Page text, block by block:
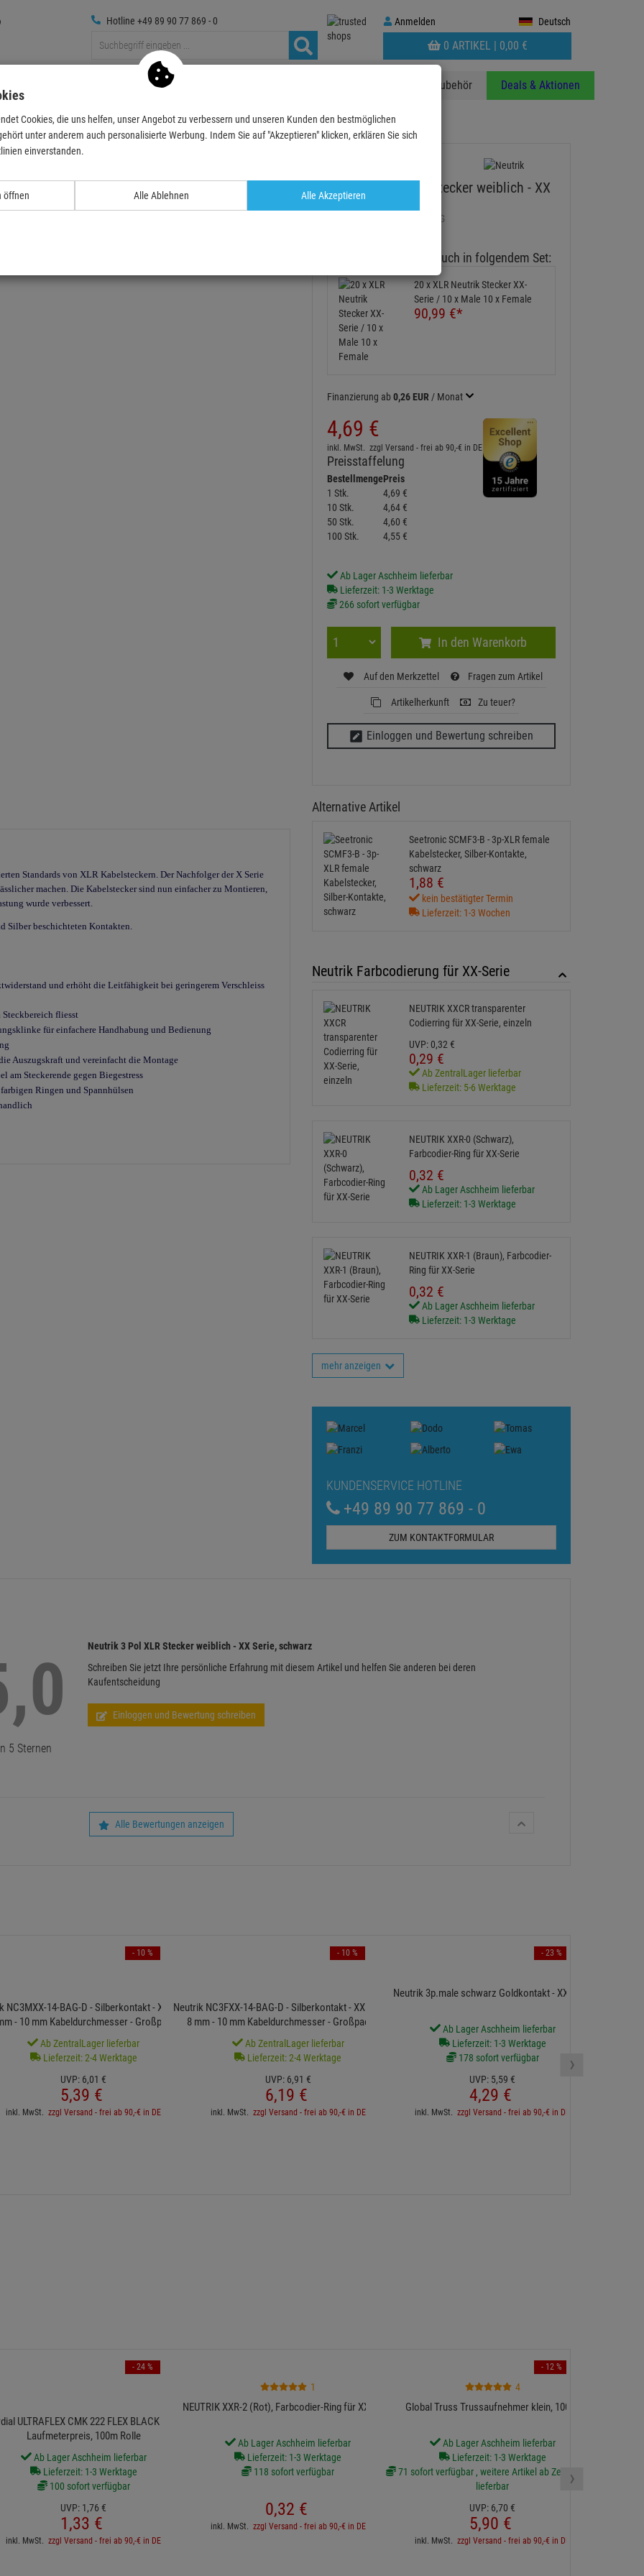
Anmelden
Anmelden Deutsch
WARENKORB
AUFKLAPPEN
0 ARTIKEL | 0,00 €
Hotline +49 89 90 77 869 - 0
Medientechnik Zubehör Deals & Aktionen
Stecker XLR-Stecker XLR 3-Pin Neutrik 3 Pol XLR Stecker weiblich - XX Serie, sc…
TOPSELLER
Neutrik 3 Pol XLR Stecker weiblich - XX
Serie, schwarz
NC3FXXBAG
Diesen Artikel gibt es auch in folgendem Set:
20 x XLR Neutrik Stecker XX-
Serie / 10 x Male 10 x Female
90,99 €*
Finanzierung ab0,26 EUR / Monat
4,69 €
inkl. MwSt. zzgl Versand - frei ab 90,-€ in DE
Preisstaffelung
BestellmengePreis
1 Stk.
4,69 €
10 Stk.
4,64€
50 Stk.
4,60 €
100 Stk.
4,55€
Ab Lager Aschheim lieferbar
Lieferzeit: 1-3 Werktage
266 sofort verfügbar
In den Warenkorb
Auf den Merkzettel Fragen zum Artikel
Artikelherkunft Zu teuer?
Einloggen und Bewertung schreiben
Standards von XLR Kabelsteckern. Der Nachfolger der X Serie
machen. Die Kabelstecker sind nun einfacher zu Montieren,
wurde verbessert.
Silber beschichteten Kontakten.
und erhöht die Leitfähigkeit bei geringerem Verschleiss
fliesst
für einfachere Handhabung und Bedienung
Auszugskraft und vereinfacht die Montage
Steckerende gegen Biegestress
Ringen und Spannhülsen
Alternative Artikel
Seetronic SCMF3-B - 3p-XLR female
Kabelstecker, Silber-Kontakte,
schwarz
1,88 €
kein bestätigter Termin
Lieferzeit: 1-3 Wochen
Neutrik Farbcodierung für XX-Serie
NEUTRIK XXCR transparenter
Codierring für XX-Serie, einzeln
UVP: 0,32 €
0,29 €
Ab ZentralLager lieferbar
Lieferzeit: 5-6 Werktage
NEUTRIK XXR-0 (Schwarz),
Farbcodier-Ring für XX-Serie
0,32 €
Ab Lager Aschheim lieferbar
Lieferzeit: 1-3 Werktage
NEUTRIK XXR-1 (Braun), Farbcodier-
Ring für XX-Serie
0,32 €
Ab Lager Aschheim lieferbar
Lieferzeit: 1-3 Werktage
mehr anzeigen
KUNDENSERVICE HOTLINE
+49 89 90 77 869 - 0
ZUM KONTAKTFORMULAR
5 Sternen
Neutrik 3 Pol XLR Stecker weiblich - XX Serie, schwarz
Schreiben Sie jetzt Ihre persönliche Erfahrung mit diesem Artikel und helfen Sie anderen bei deren
Kaufentscheidung
Einloggen und Bewertung schreiben
Alle Bewertungen anzeigen
NC3MXX-14-BAG-D - Silberkontakt - XX Serie
- 10 mm Kabeldurchmesser - Großpackung
Ab ZentralLager lieferbar
Lieferzeit: 2-4 Werktage
UVP: 6,01 €
5,39 €
inkl. MwSt. zzgl Versand - frei ab 90,-€ in DE
- 10 %
Neutrik NC3FXX-14-BAG-D - Silberkontakt - XX Serie für
8 mm - 10 mm Kabeldurchmesser - Großpackung
Ab ZentralLager lieferbar
Lieferzeit: 2-4 Werktage
UVP: 6,91 €
6,19 €
inkl. MwSt. zzgl Versand - frei ab 90,-€ in DE
- 10 %
Neutrik 3p.male schwarz Goldkontakt - XX Serie
Ab Lager Aschheim lieferbar
Lieferzeit: 1-3 Werktage
178 sofort verfügbar
UVP: 5,59 €
4,29 €
inkl. MwSt. zzgl Versand - frei ab 90,-€ in DE
- 23 %
›
ULTRAFLEX CMK 222 FLEX BLACK 100 -
Laufmeterpreis, 100m Rolle
Ab Lager Aschheim lieferbar
Lieferzeit: 1-3 Werktage
100 sofort verfügbar
UVP: 1,76 €
1,33 €
inkl. MwSt. zzgl Versand - frei ab 90,-€ in DE
- 24 %
1
NEUTRIK XXR-2 (Rot), Farbcodier-Ring für XX-Serie
Ab Lager Aschheim lieferbar
Lieferzeit: 1-3 Werktage
118 sofort verfügbar
0,32 €
inkl. MwSt. zzgl Versand - frei ab 90,-€ in DE
4
Global Truss Trussaufnehmer klein, 100kg
Ab Lager Aschheim lieferbar
Lieferzeit: 1-3 Werktage
71 sofort verfügbar , weitere Artikel ab Zentrallager
lieferbar
UVP: 6,70 €
5,90 €
inkl. MwSt. zzgl Versand - frei ab 90,-€ in DE
- 12 %
›
Cookies, die uns helfen, unser Angebot zu verbessern und unseren Kunden den bestmöglichen
unter anderem auch personalisierte Werbung. Indem Sie auf "Akzeptieren" klicken, erklären Sie sich
einverstanden.
öffnen Alle Ablehnen Alle Akzeptieren